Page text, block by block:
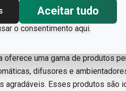
Aceitar tudo
o consentimento aqui.
oferece uma gama de produtos
difusores e
agradáveis. Esses produtos são